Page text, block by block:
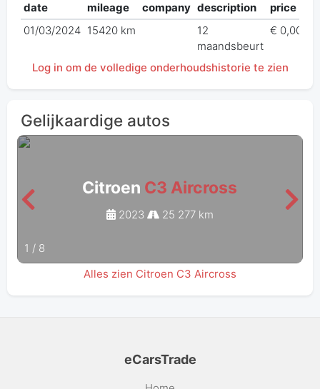
date mileage company description
price
01/03/2024 15420 km
12
maandsbeurt
€ 0,00
Log in om de volledige onderhoudshistorie te zien
Gelijkaardige autos
Citroen C3 Aircross
2023 25 277 km
1 / 8
Alles zien Citroen C3 Aircross
eCarsTrade